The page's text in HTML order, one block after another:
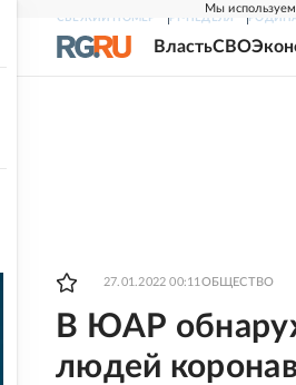
Мы
СВЕЖИЙ НОМЕР РГ-НЕДЕЛЯ
ВластьСВО
27.01.2022 00:11 ОБЩЕСТВО
В ЮАР
людей